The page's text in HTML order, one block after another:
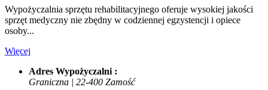
Wypożyczalnia sprzętu rehabilitacyjnego oferuje wysokiej jakości
sprzęt medyczny nie zbędny w codziennej egzystencji i opiece
osoby...
Więcej
Adres Wypożyczalni :
Graniczna | 22-400 Zamość